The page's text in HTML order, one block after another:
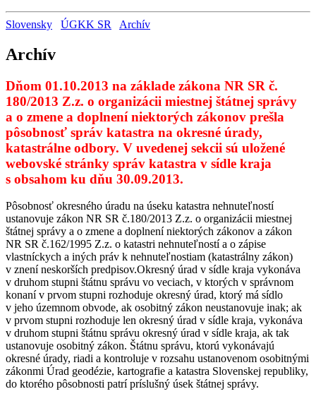
Slovensky ÚGKK SR Archív
Archív
Dňom 01.10.2013 na základe zákona NR SR č.
180/2013 Z.z. o organizácii miestnej štátnej správy
a o zmene a doplnení niektorých zákonov prešla
pôsobnosť správ katastra na okresné úrady,
katastrálne odbory. V uvedenej sekcii sú uložené
webovské stránky správ katastra v sídle kraja
s obsahom ku dňu 30.09.2013.
Pôsobnosť okresného úradu na úseku katastra nehnuteľností
ustanovuje zákon NR SR č.180/2013 Z.z. o organizácii miestnej
štátnej správy a o zmene a doplnení niektorých zákonov a zákon
NR SR č.162/1995 Z.z. o katastri nehnuteľností a o zápise
vlastníckych a iných práv k nehnuteľnostiam (katastrálny zákon)
v znení neskorších predpisov.Okresný úrad v sídle kraja vykonáva
v druhom stupni štátnu správu vo veciach, v ktorých v správnom
konaní v prvom stupni rozhoduje okresný úrad, ktorý má sídlo
v jeho územnom obvode, ak osobitný zákon neustanovuje inak; ak
v prvom stupni rozhoduje len okresný úrad v sídle kraja, vykonáva
v druhom stupni štátnu správu okresný úrad v sídle kraja, ak tak
ustanovuje osobitný zákon. Štátnu správu, ktorú vykonávajú
okresné úrady, riadi a kontroluje v rozsahu ustanovenom osobitnými
zákonmi Úrad geodézie, kartografie a katastra Slovenskej republiky,
do ktorého pôsobnosti patrí príslušný úsek štátnej správy.